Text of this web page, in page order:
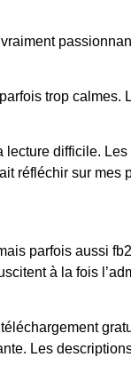
trop
difficile.
réfléchir sur mes
parfois aussi
à la fois
Les